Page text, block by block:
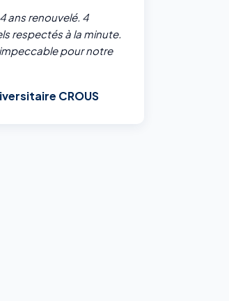
ans renouvelé. 4
respectés à la minute.
pour notre
CROUS